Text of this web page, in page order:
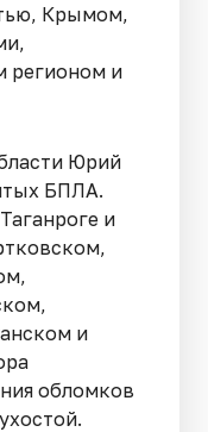
Крымом,
регионом и
Юрий
БПЛА.
и
и
обломков